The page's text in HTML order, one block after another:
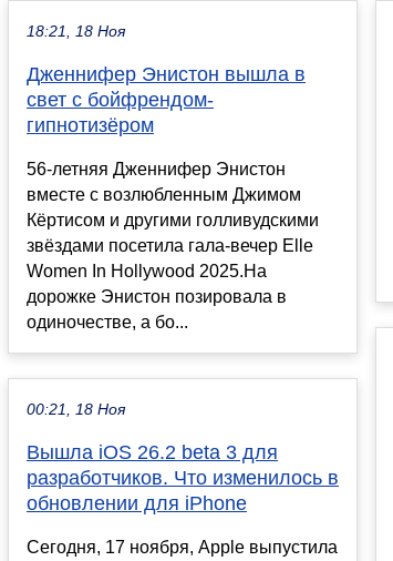
18:21, 18 Ноя
Дженнифер Энистон вышла в
свет с бойфрендом-
гипнотизёром
56-летняя Дженнифер Энистон
вместе с возлюбленным Джимом
Кёртисом и другими голливудскими
звёздами посетила гала-вечер Elle ​​
Women In Hollywood 2025.На
дорожке Энистон позировала в
одиночестве, а бо...
00:21, 18 Ноя
Вышла iOS 26.2 beta 3 для
разработчиков. Что изменилось в
обновлении для iPhone
Сегодня, 17 ноября, Apple выпустила